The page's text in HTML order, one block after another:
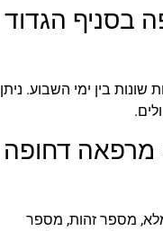
בסניף הגדוד
בין ימי השבוע. ניתן
מרפאה דחופה
מספר זהות, מספר